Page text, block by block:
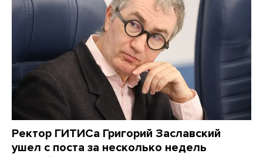
Ректор ГИТИСа Григорий Заславский
ушел с поста за несколько недель